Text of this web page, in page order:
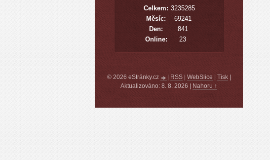
Online: 23
Celkem: 3235285
Měsíc:
69241
Den:
841
© 2026 eStránky.cz RSS| WebSlice Tisk|
Aktualizováno: 8. 8. 2026| Nahoru ↑